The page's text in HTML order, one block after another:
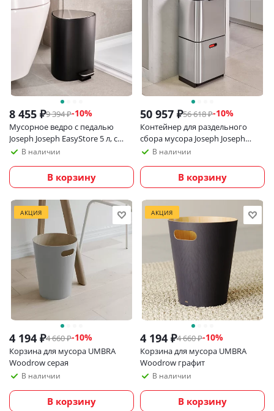
8 455 ₽9 394₽-10%
Мусорное ведро с педалью
Joseph Joseph EasyStore 5 л, с
крышкой soft-close
В наличии
В корзину
50 957 ₽56 618₽-10%
Контейнер для раздельного
сбора мусора Joseph Joseph
Totem Max 60 л, нержавеющая
В наличии
В корзину
АКЦИЯ
4 194 ₽4 660₽-10%
Корзина для мусора UMBRA
Woodrow серая
В наличии
В корзину
АКЦИЯ
4 194 ₽4 660₽-10%
Корзина для мусора UMBRA
Woodrow графит
В наличии
В корзину